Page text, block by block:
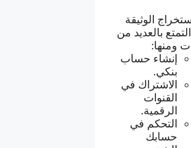
الوثيقة
بالعديد من
ومنها:
إنشاء حساب
بنكي.
الاشتراك في
القنوات
الرقمية.
التحكم في
حسابك